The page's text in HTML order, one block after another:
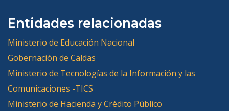
Entidades relacionadas
Ministerio de Educación Nacional
Gobernación de Caldas
Ministerio de Tecnologías de la Información y las
Comunicaciones -TICS
Ministerio de Hacienda y Crédito Público